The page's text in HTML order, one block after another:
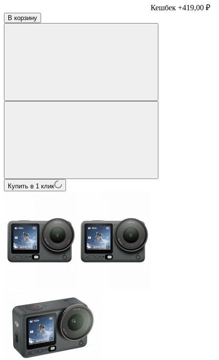
Кешбек +419,00 ₽
В корзину
Купить в 1 клик